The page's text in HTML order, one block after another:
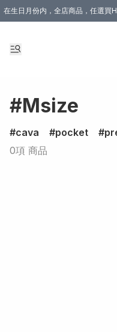
在生日月份内，全店商品，任選
#Msize
cava pocket
0項 商品